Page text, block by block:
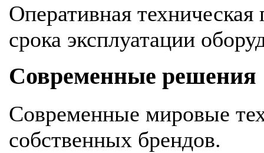
Оперативная техническая
срока эксплуатации
Современные решения
Современные мировые
собственных брендов.